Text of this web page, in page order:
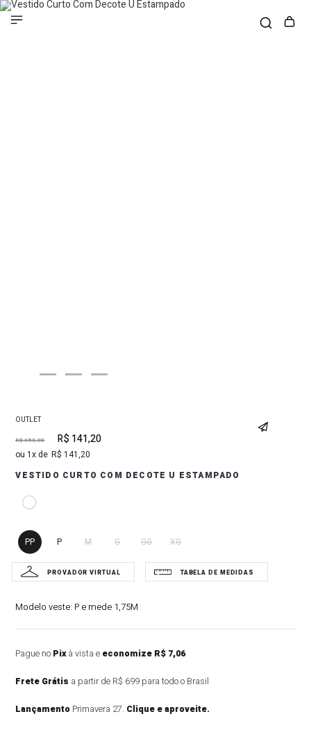
OUTLET
R$ 353,00 R$ 141,20
1 R$ 141,20
VESTIDO CURTO COM DECOTE U ESTAMPADO
PP P M G GG XG
Modelo veste: P e mede 1,75M
Pague no Pixà vista e economize R$ 7,06
Frete Grátis a partir de R$ 699 para todo o Brasil
Lançamento Primavera 27. Clique e aproveite.